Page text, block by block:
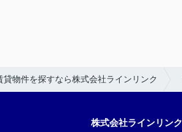
貸物件を探すなら株式会社ラインリンク
株式会社ラインリンク